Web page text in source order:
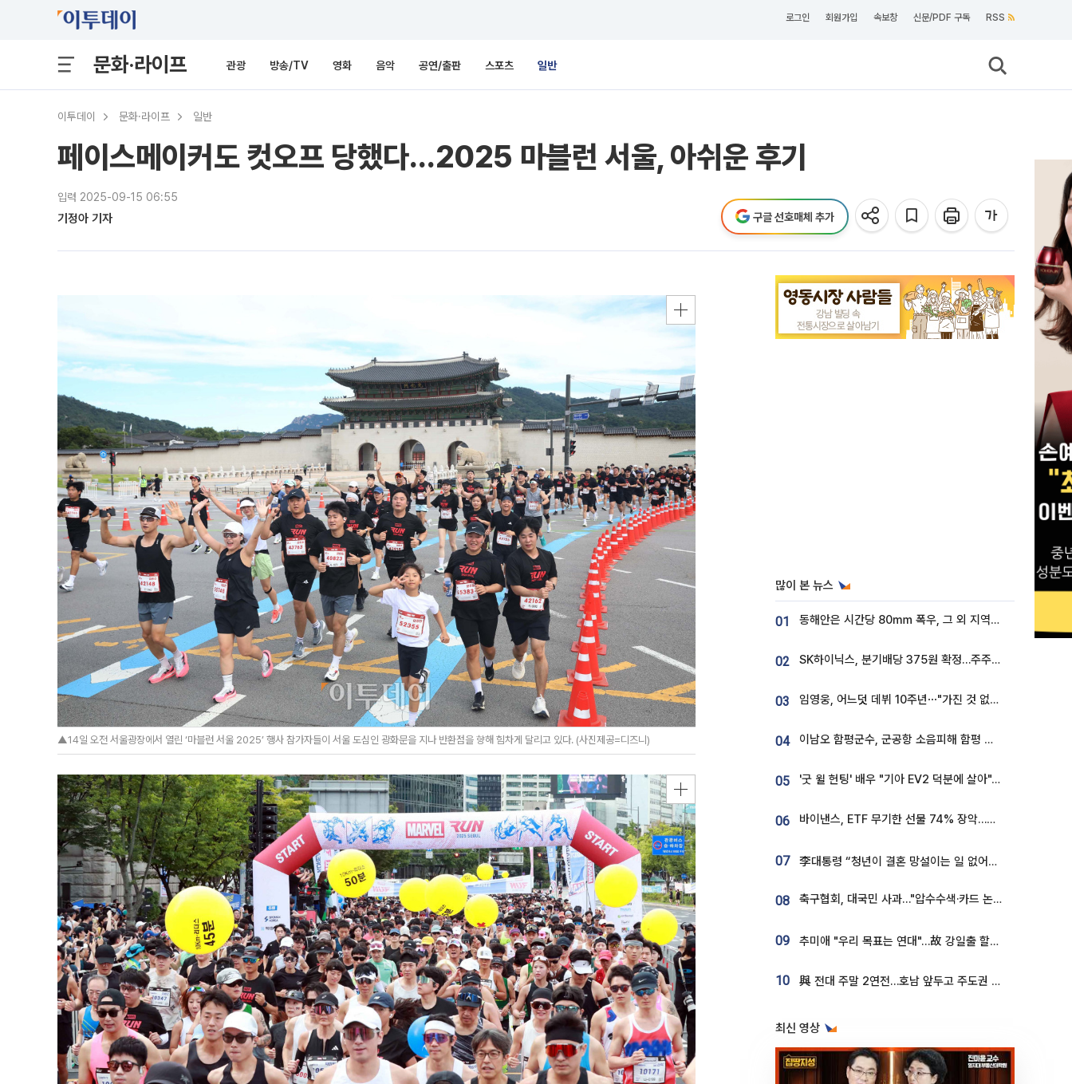
로그인 회원가입 속보창 신문/PDF 구독 RSS
문화·라이프 관광 방송/TV 영화 음악 공연/출판 스포츠 일반
이투데이 문화·라이프 일반
페이스메이커도 컷오프 당했다…2025 마블런 서울, 아쉬운 후기
입력 2025-09-15 06:55
기정아 기자 구글 선호매체 추가
▲14일 오전 서울광장에서 열린 ‘마블런 서울 2025’ 행사 참가자들이 서울 도심인 광화문을 지나 반환점을 향해 힘차게 달리고 있다. (사진제공=디즈니)
많이 본 뉴스
01 동해안은 시간당 80㎜ 폭우, 그 외 지역은 폭염…‘극과 극 날씨’
02 SK하이닉스, 분기배당 375원 확정…주주환원책 9월로 앞당겨 발표
03 임영웅, 어느덧 데뷔 10주년⋯"가진 것 없던 시절, 내 앞엔 20명의 팬뿐"
04 이남오 함평군수, 군공항 소음피해 함평 보상 요구
05 '굿 윌 헌팅' 배우 "기아 EV2 덕분에 살아"…교통사고 후 안전성 극찬
06 바이낸스, ETF 무기한 선물 74% 장악…한국 레버리지 ETF 거래 급증 [e가상자산]
07 李대통령 “청년이 결혼 망설이는 일 없어야...제도상 불이익 조사”
08 축구협회, 대국민 사과…"압수수색·카드 논란 사죄, 강도 높은 쇄신"
09 추미애 "우리 목표는 연대"…故 강일출 할머니 흉상 제막
10 與 전대 주말 2연전…호남 앞두고 주도권 다툼
최신 영상